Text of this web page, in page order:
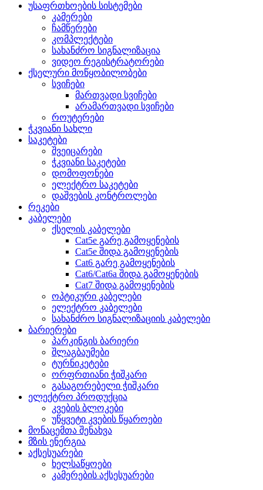
უსაფრთხოების სისტემები
კამერები
ჩამწერები
კომპლექტები
სახანძრო სიგნალიზაცია
ვიდეო რეგისტრატორები
ქსელური მოწყობილობები
სვიჩები
მართვადი სვიჩები
არამართვადი სვიჩები
როუტერები
ჭკვიანი სახლი
საკეტები
შვეიცარები
ჭკვიანი საკეტები
დომოფონები
ელექტრო საკეტები
დაშვების კონტროლები
რეკები
კაბელები
ქსელის კაბელები
Cat5e გარე გამოყენების
Cat5e შიდა გამოყენების
Cat6 გარე გამოყენების
Cat6/Cat6a შიდა გამოყენების
Cat7 შიდა გამოყენების
ოპტიკური კაბელები
ელექტრო კაბელები
სახანძრო სიგნალიზაციის კაბელები
ბარიერები
პარკინგის ბარიერი
შლაგბაუმები
ტურნიკეტები
ორფრთიანი ჭიშკარი
გასაგორებელი ჭიშკარი
ელექტრო პროდუქცია
კვების ბლოკები
უწყვეტი კვების წყაროები
მონაცემთა შენახვა
მზის ენერგია
აქსესუარები
ხელსაწყოები
კამერების აქსესუარები